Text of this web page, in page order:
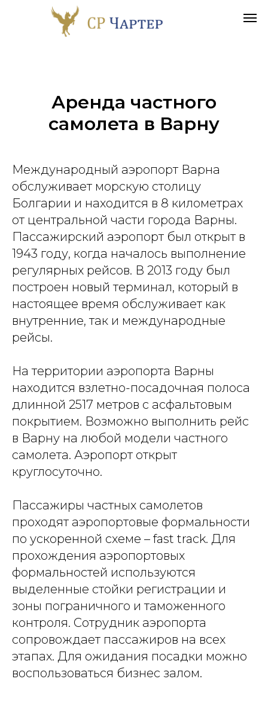
Аренда частного
самолета в Варну
Международный аэропорт Варна
обслуживает морскую столицу
Болгарии и находится в 8 километрах
от центральной части города Варны.
Пассажирский аэропорт был открыт в
1943 году, когда началось выполнение
регулярных рейсов. В 2013 году был
построен новый терминал, который в
настоящее время обслуживает как
внутренние, так и международные
рейсы.
На территории аэропорта Варны
находится взлетно-посадочная полоса
длинной 2517 метров с асфальтовым
покрытием. Возможно выполнить рейс
в Варну на любой модели частного
самолета. Аэропорт открыт
круглосуточно.
Пассажиры частных самолетов
проходят аэропортовые формальности
по ускоренной схеме – fast track. Для
прохождения аэропортовых
формальностей используются
выделенные стойки регистрации и
зоны пограничного и таможенного
контроля. Сотрудник аэропорта
сопровождает пассажиров на всех
этапах. Для ожидания посадки можно
воспользоваться бизнес залом.